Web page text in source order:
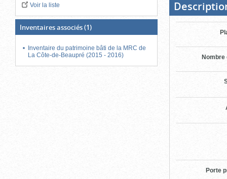
Voir la liste
Inventaires associés(1)
Inventaire du patrimoine bâti de la MRC de
La Côte-de-Beaupré (2015 - 2016)
d'onglets
Nombre
Porte